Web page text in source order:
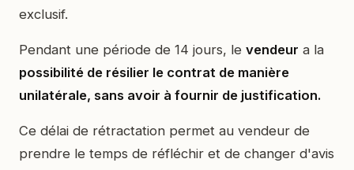
exclusif.
Pendant une période de 14 jours, le vendeur a la
possibilité de résilier le contrat de manière
unilatérale, sans avoir à fournir de justification.
Ce délai de rétractation permet au vendeur de
prendre le temps de réfléchir et de changer d'avis